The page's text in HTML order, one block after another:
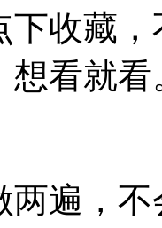
下收藏
想看就看
两遍，